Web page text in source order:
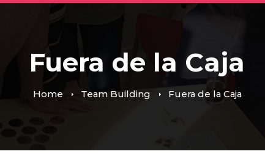
Fuera de la Caja
Home Team Building Fuera de la Caja